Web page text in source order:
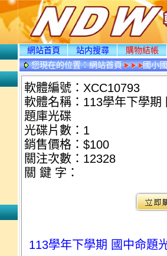
網站首頁 站内搜尋
購物結帳
您現在的位置：網站首頁 國小
軟體編號：XCC10793
軟體名稱：113學年下學
題庫光碟
光碟片數：1
銷售價格：$100
關注次數： 12328
關 鍵 字：
113學年下學期 國中命題